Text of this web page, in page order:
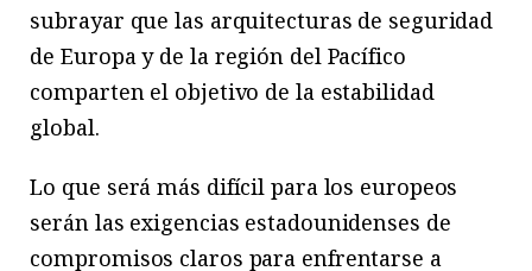
subrayar que las arquitecturas de seguridad
de Europa y de la región del Pacífico
comparten el objetivo de la estabilidad
global.
Lo que será más difícil para los europeos
serán las exigencias estadounidenses de
compromisos claros para enfrentarse a